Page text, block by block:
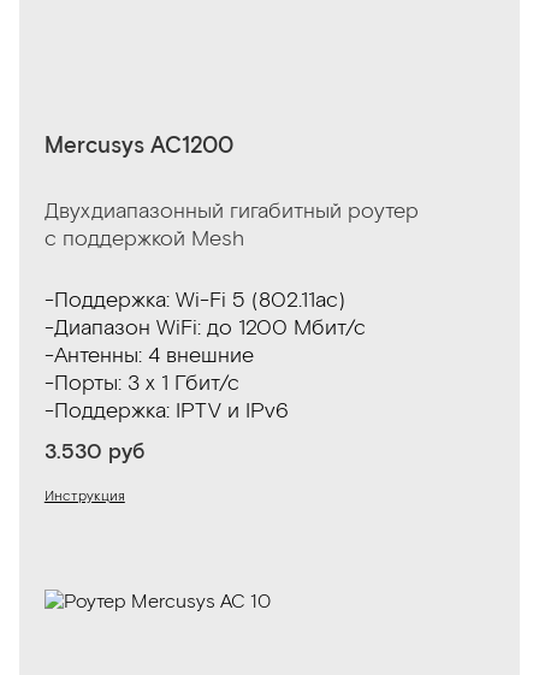
Mercusys AC1200
Двухдиапазонный гигабитный роутер
с поддержкой Mesh
-Поддержка: Wi-Fi 5 (802.11ac)
-Диапазон WiFi: до 1200 Мбит/с
-Антенны: 4 внешние
-Порты: 3 х 1 Гбит/с
-Поддержка: IPTV и IPv6
3.530 руб
Инструкция